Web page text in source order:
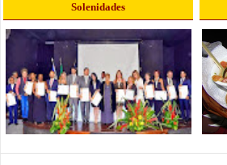
Solenidades